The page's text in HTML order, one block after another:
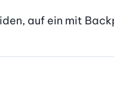
auf ein mit